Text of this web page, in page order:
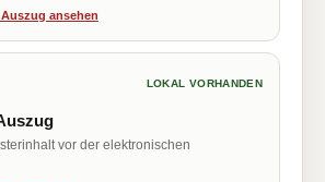
ansehen
LOKAL VORHANDEN
vor der elektronischen